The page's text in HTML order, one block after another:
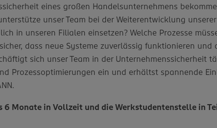
eines großen Handelsunternehmens
unser Team bei der Weiterentwicklung
in unseren Filialen einsetzen? Welche Prozesse
dass neue Systeme zuverlässig funktionieren
sich unser Team in der Unternehmenssicherheit
Prozessoptimierungen ein und erhältst spannende
Monate in Vollzeit und die Werkstudentenstelle in